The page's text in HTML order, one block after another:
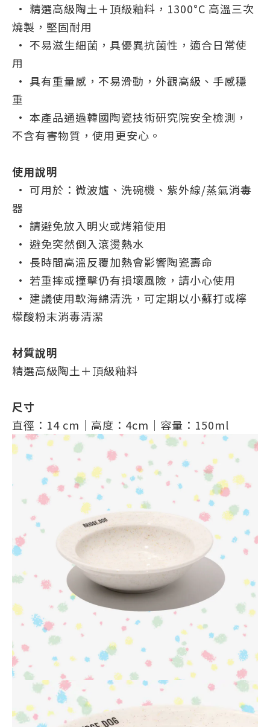
• 精選高級陶土＋頂級釉料，1300°C 高溫三次
燒製，堅固耐用
• 不易滋生細菌，具優異抗菌性，適合日常使
用
• 具有重量感，不易滑動，外觀高級、手感穩
重
• 本產品通過韓國陶瓷技術研究院安全檢測，
不含有害物質，使用更安心。
使用說明
• 可用於：微波爐、洗碗機、紫外線/蒸氣消毒
器
• 請避免放入明火或烤箱使用
• 避免突然倒入滾燙熱水
• 長時間高溫反覆加熱會影響陶瓷壽命
• 若重摔或撞擊仍有損壞風險，請小心使用
• 建議使用軟海綿清洗，可定期以小蘇打或檸
檬酸粉末消毒清潔
材質說明
精選高級陶土＋頂級釉料
尺寸
直徑：14 cm｜高度：4cm｜容量：150ml